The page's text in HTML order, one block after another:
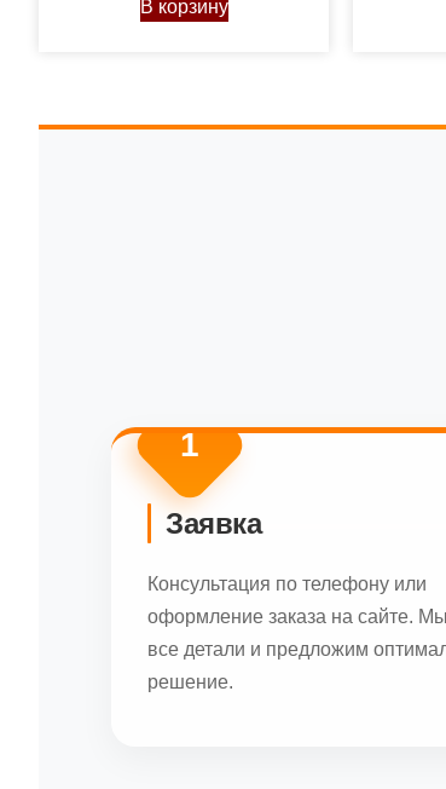
В корзину
1
Заявка
Консультация по телефону или
оформление заказа на сайте.
все детали и предложим
решение.